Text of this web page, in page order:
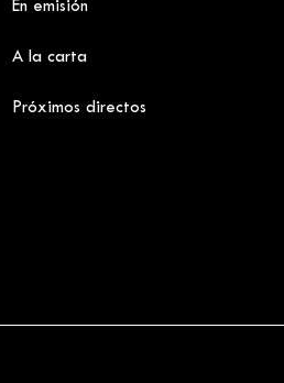
En emisión
A la carta
Próximos directos